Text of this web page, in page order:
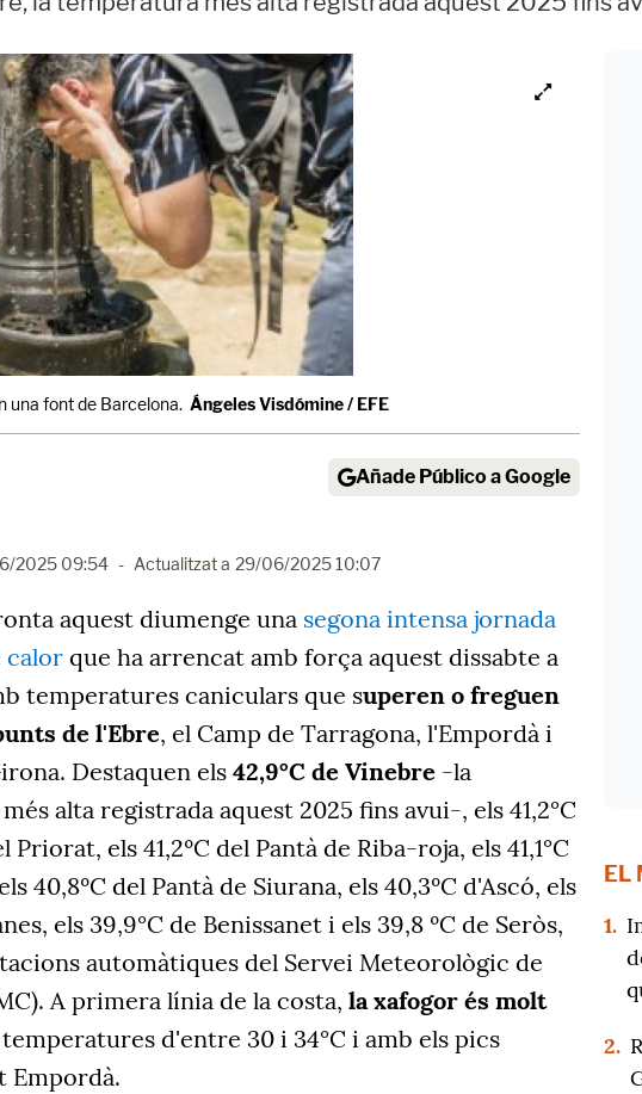
una font de Barcelona. Ángeles Visdómine / EFE
Añade Público a Google
2025 09:54 - Actualitzat a 29/06/2025 10:07
aquest diumenge una segona intensa jornada
calor que ha arrencat amb força aquest dissabte a
temperatures caniculars que superen o freguen
de l'Ebre, el Camp de Tarragona, l'Empordà i
Destaquen els 42,9°C de Vinebre -la
alta registrada aquest 2025 fins avui-, els 41,2°C
els 41,2ºC del Pantà de Riba-roja, els 41,1°C
40,8ºC del Pantà de Siurana, els 40,3ºC d'Ascó, els
els 39,9°C de Benissanet i els 39,8 ºC de Seròs,
automàtiques del Servei Meteorològic de
A primera línia de la costa, la xafogor és molt
d'entre 30 i 34°C i amb els pics
Empordà.
EL
1.
2.